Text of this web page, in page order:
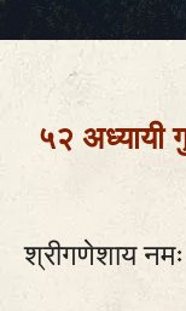
५२ अध्यायी
श्रीगणेशाय